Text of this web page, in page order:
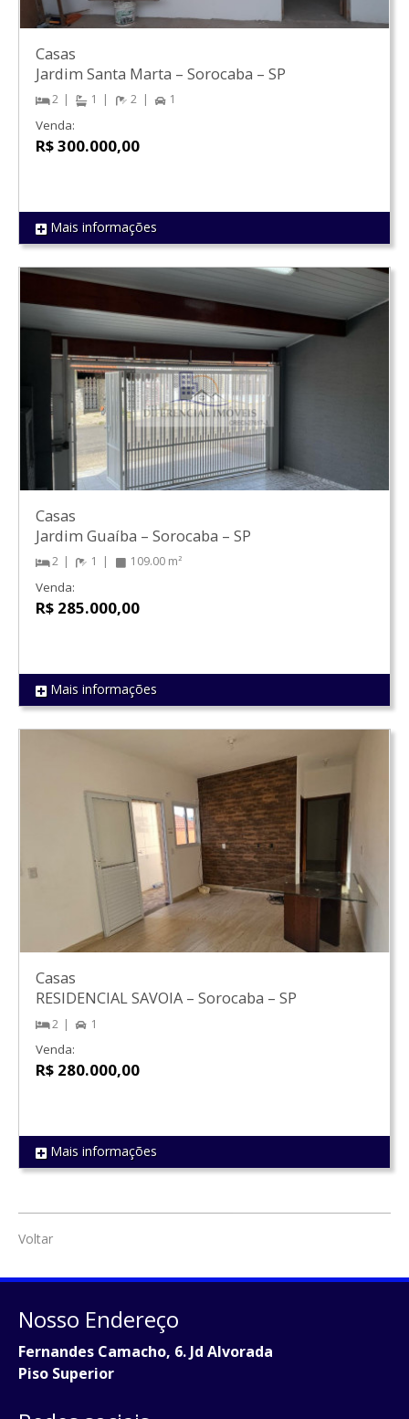
REF 1214
Casas
Jardim Santa Marta – Sorocaba – SP
2 1 2 1
Venda:
R$ 300.000,00
Mais informações
REF 1562
Casas
Jardim Guaíba – Sorocaba – SP
2 1 109.00 m²
Venda:
R$ 285.000,00
Mais informações
REF 1758
Casas
RESIDENCIAL SAVOIA– Sorocaba – SP
2 1
Venda:
R$ 280.000,00
Mais informações
Voltar
Nosso Endereço
Fernandes Camacho, 6. Jd Alvorada
Piso Superior